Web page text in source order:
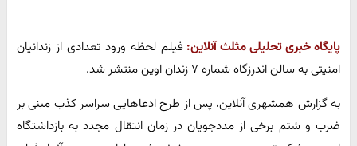
پایگاه خبری تحلیلی مثلث آنلاین: فیلم لحظه ورود تعدادی از زندانیان
امنیتی به سالن اندرزگاه شماره ۷ زندان اوین منتشر شد.
به گزارش همشهری آنلاین، پس از طرح ادعاهایی سراسر کذب مبنی بر
ضرب و شتم برخی از مددجویان در زمان انتقال مجدد به بازداشتگاه